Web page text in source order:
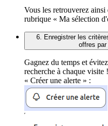
Vous les retrouverez ainsi
rubrique « Ma sélection
6. Enregistrer les
offres par
Gagnez du temps et
recherche à chaque
« Créer une alerte » :